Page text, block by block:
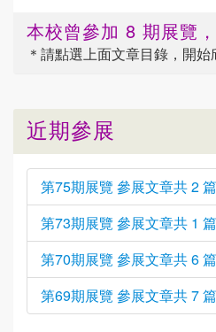
本校曾參加 8 期展覽
＊請點選上面文章目錄，開
近期參展
第75期展覽 參展文章共 2 篇
第73期展覽 參展文章共 1 篇
第70期展覽 參展文章共 6 篇
第69期展覽 參展文章共 7 篇